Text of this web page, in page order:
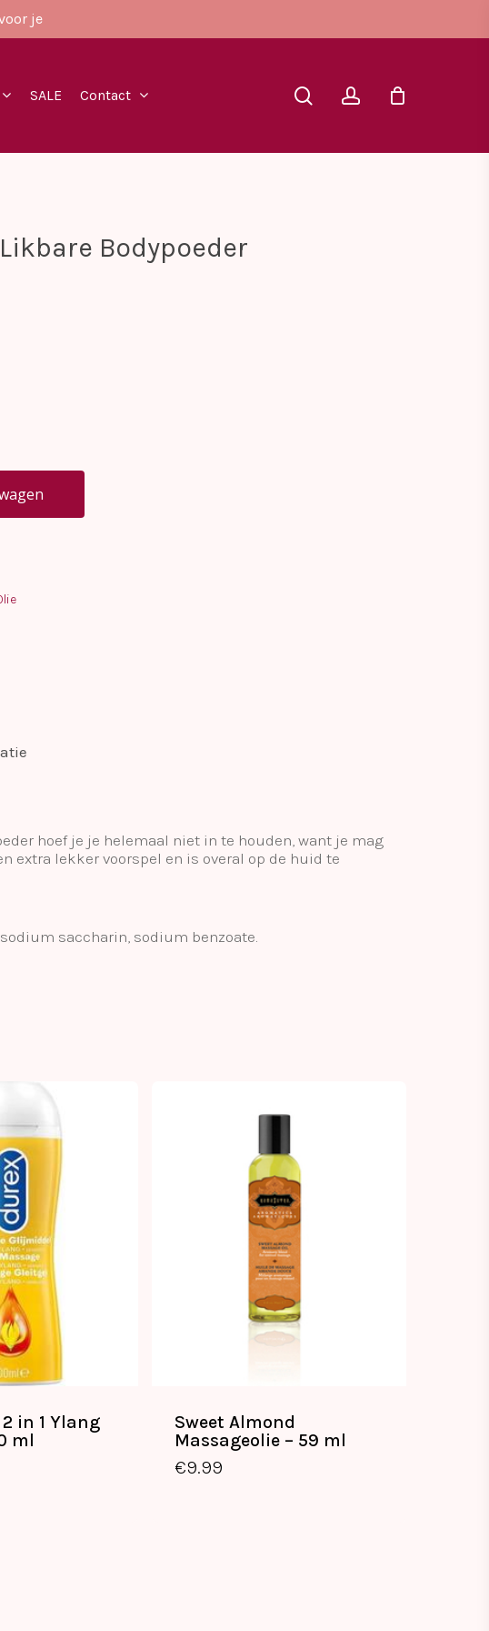
je
SALE Contact searchaccount
Bodypoeder
hoef je je helemaal niet in te houden, want je mag
extra lekker voorspel en is overal op de huid te
saccharin, sodium benzoate.
in 1 Ylang
ml
14.99
Sweet Almond
Massageolie – 59 ml
€9.99
€9.99